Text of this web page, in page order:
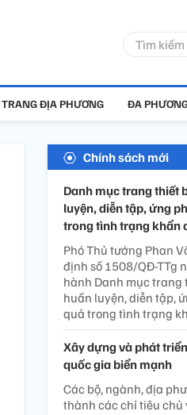
TRANG ĐỊA PHƯƠNG ĐA
Chính sách mới
Danh mục trang thiết
luyện, diễn tập, ứng
trong tình trạng khẩn
Phó Thủ tướng Phan
định số 1508/QĐ-TTg
hành Danh mục trang
huấn luyện, diễn tập,
quả trong tình trạng
Xây dựng và phát
quốc gia biển mạnh
Các bộ, ngành, địa
thành các chỉ tiêu chủ